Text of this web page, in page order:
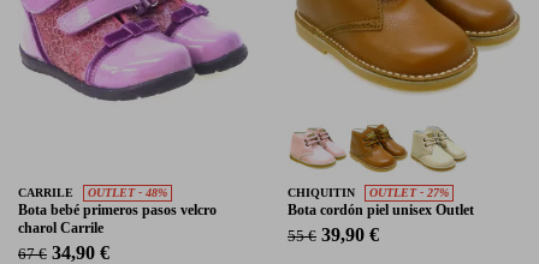
CARRILE OUTLET - 48%
Bota bebé primeros pasos velcro
charol Carrile
67 € 34,90 €
CHIQUITIN OUTLET - 27%
Bota cordón piel unisex Outlet
55 € 39,90 €